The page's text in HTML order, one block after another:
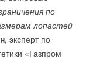
по
лопастей
, эксперт по
«Газпром
на том, что
крайне
самих
привлечь
неинтересно